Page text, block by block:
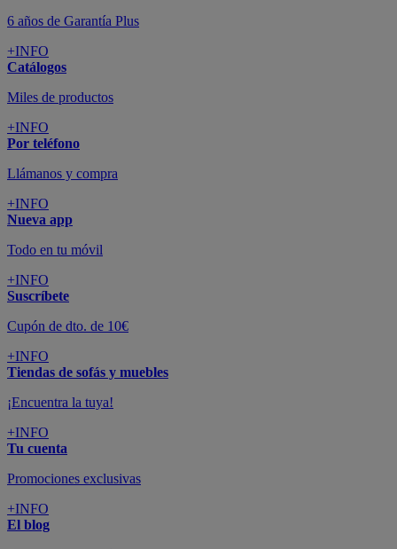
6 años de Garantía Plus
+INFO
Catálogos
Miles de productos
+INFO
Por teléfono
Llámanos y compra
+INFO
Nueva app
Todo en tu móvil
+INFO
Suscríbete
Cupón de dto. de 10€
+INFO
Tiendas de sofás y muebles
¡Encuentra la tuya!
+INFO
Tu cuenta
Promociones exclusivas
+INFO
El blog